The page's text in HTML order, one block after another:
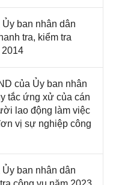
ban nhân dân
tra, kiểm tra
2014
của Ủy ban nhân
tắc ứng xử của cán
lao động làm việc
vị sự nghiệp công
ban nhân dân